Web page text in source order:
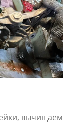
вычищаем